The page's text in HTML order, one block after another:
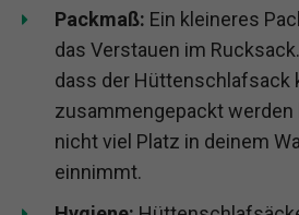
Packmaß: Ein kleineres
das Verstauen im
dass der Hüttenschlafsack
zusammengepackt werden
nicht viel Platz in deinem
einnimmt.